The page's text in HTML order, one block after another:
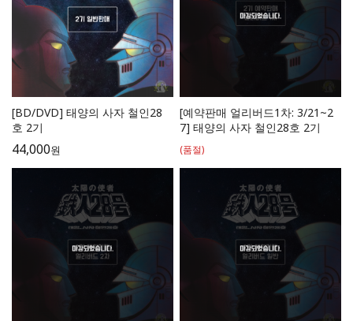
[BD/DVD] 태양의 사자 철인28
호 2기
44,000원
[예약판매 얼리버드1차: 3/21~2
7] 태양의 사자 철인28호 2기
(품절)